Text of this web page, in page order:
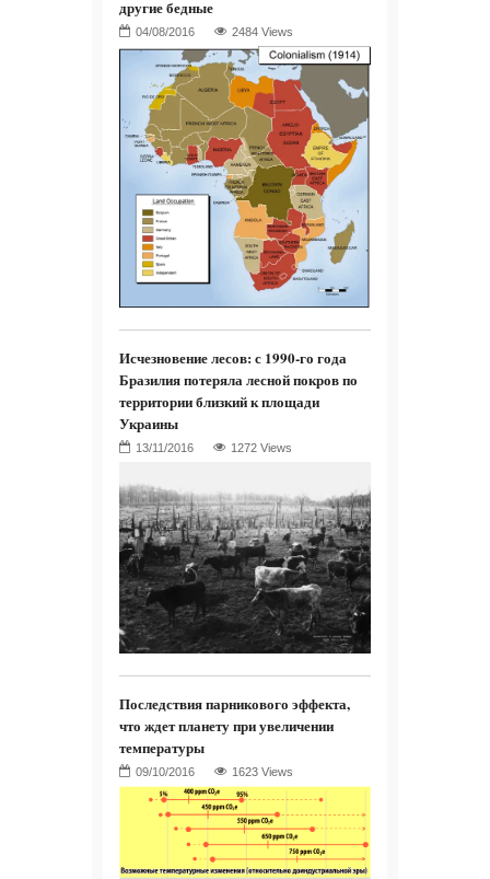
другие бедные
2484 Views
Исчезновение лесов: с 1990-го года
Бразилия потеряла лесной покров по
территории близкий к площади
Украины
1272 Views
Последствия парникового эффекта,
что ждет планету при увеличении
температуры
1623 Views